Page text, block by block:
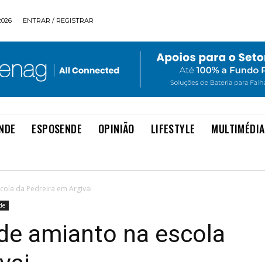
ENTRAR / REGISTRAR
ESPOSENDE OPINIÃO LIFESTYLE MULTIMÉDIA
da Pedreira em Argivai
amianto na escola